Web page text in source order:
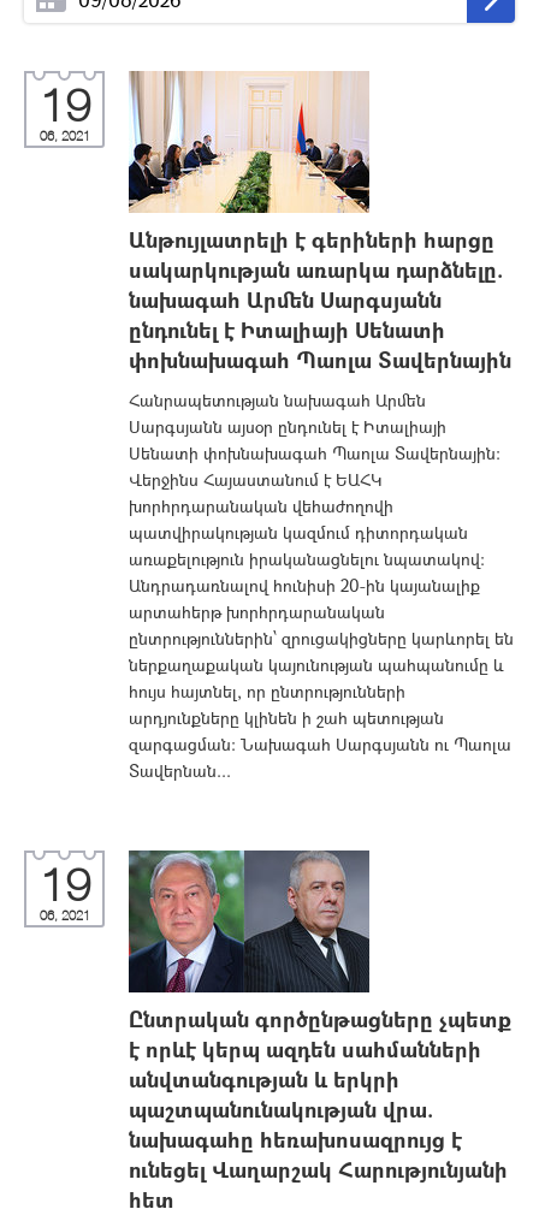
19
06, 2021
Անթույլատրելի է գերիների հարցը
սակարկության առարկա դարձնելը.
նախագահ Արմեն Սարգսյանն
ընդունել է Իտալիայի Սենատի
փոխնախագահ Պաոլա Տավերնային
Հանրապետության նախագահ Արմեն
Սարգսյանն այսօր ընդունել է Իտալիայի
Սենատի փոխնախագահ Պաոլա Տավերնային:
Վերջինս Հայաստանում է ԵԱՀԿ
խորհրդարանական վեհաժողովի
պատվիրակության կազմում դիտորդական
առաքելություն իրականացնելու նպատակով:
Անդրադառնալով հունիսի 20-ին կայանալիք
արտահերթ խորհրդարանական
ընտրություններին՝ զրուցակիցները կարևորել են
ներքաղաքական կայունության պահպանումը և
հույս հայտնել, որ ընտրությունների
արդյունքները կլինեն ի շահ պետության
զարգացման: Նախագահ Սարգսյանն ու Պաոլա
Տավերնան...
19
06, 2021
Ընտրական գործընթացները չպետք
է որևէ կերպ ազդեն սահմանների
անվտանգության և երկրի
պաշտպանունակության վրա.
նախագահը հեռախոսազրույց է
ունեցել Վաղարշակ Հարությունյանի
հետ